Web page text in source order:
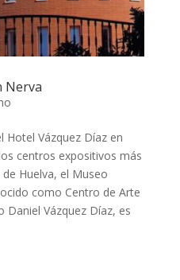
Nerva
Hotel Vázquez Díaz en
centros expositivos más
Huelva, el Museo
como Centro de Arte
Vázquez Díaz, es